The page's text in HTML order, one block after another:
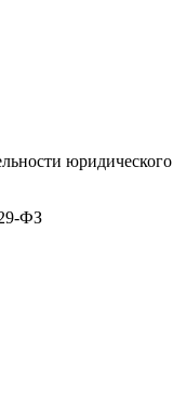
юридического
ФЗ